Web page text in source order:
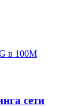
в 100М
сети